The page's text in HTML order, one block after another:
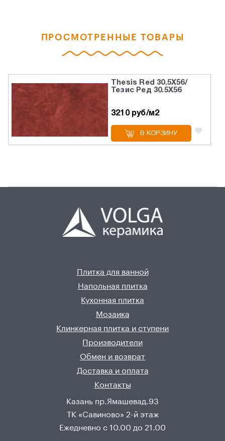
ПРОСМОТРЕННЫЕ ТОВАРЫ
Thesis Red 30.5X56/
Тезис Ред 30.5X56
3210 руб/м2
В КОРЗИНУ
Плитка для ванной
Напольная плитка
Кухонная плитка
Мозаика
Клинкерная плитка и ступени
Производители
Обмен и возврат
Доставка и оплата
Контакты
Казань пр.Ямашевад.93
ТК «Савиново» 2-й этаж
Ежедневно с 10.00 до 21.00